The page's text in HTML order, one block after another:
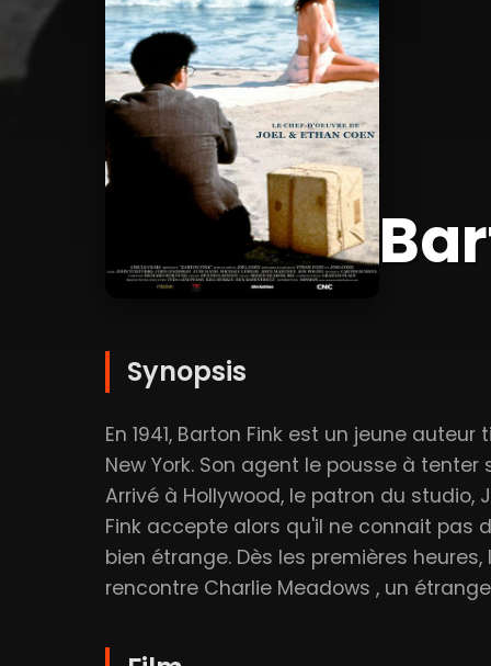
Synopsis
En 1941, Barton Fink est un jeune
New York. Son agent le pousse à
Arrivé à Hollywood, le patron du
Fink accepte alors qu'il ne connait pas
bien étrange. Dès les premières
rencontre Charlie Meadows , un étrange